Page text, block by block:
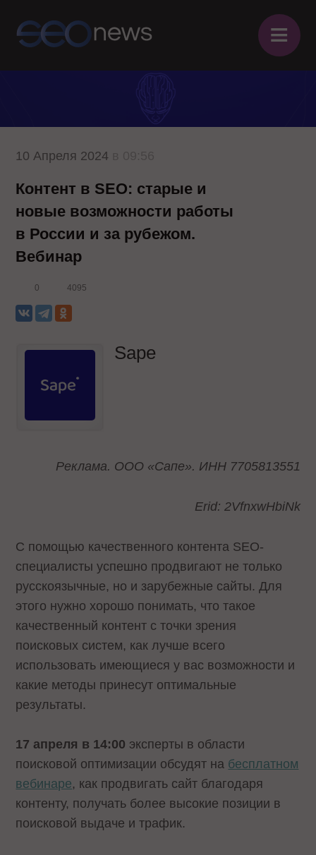
≡
10 Апреля 2024
Контент в SEO: старые и
новые возможности работы
в России и за рубежом.
Вебинар
0 4095
Sape
Реклама. ООО «Сапе». ИНН 7705813551
Erid: 2VfnxwHbiNk
С помощью качественного контента SEO-
специалисты успешно продвигают не только
русскоязычные, но и зарубежные сайты. Для
этого нужно хорошо понимать, что такое
качественный контент с точки зрения
поисковых систем, как лучше всего
использовать имеющиеся у вас возможности и
какие методы принесут оптимальные
результаты.
17 апреля в 14:00 эксперты в области
поисковой оптимизации обсудят на бесплатном
вебинаре, как продвигать сайт благодаря
контенту, получать более высокие позиции в
поисковой выдаче и трафик.